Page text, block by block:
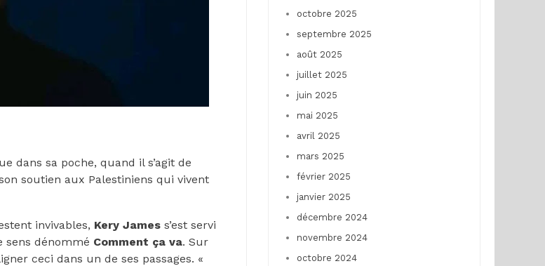
dans sa poche, quand il s’agit de
soutien aux Palestiniens qui vivent
invivables, Kery James s’est servi
sens dénommé Comment ça va. Sur
ceci dans un de ses passages. «
octobre 2025
septembre 2025
août 2025
juillet 2025
juin 2025
mai 2025
avril 2025
mars 2025
février 2025
janvier 2025
décembre 2024
novembre 2024
octobre 2024